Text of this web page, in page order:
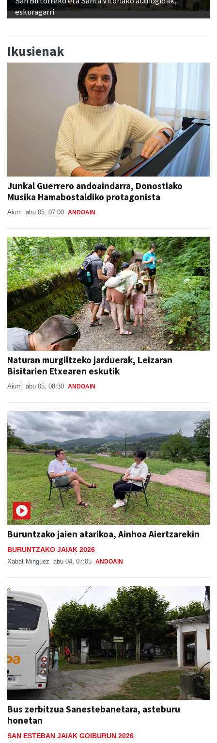
eskuragarri
Ikusienak
Junkal Guerrero andoaindarra, Donostiako
Musika Hamabostaldiko protagonista
Aiurri abu 05, 07:00 ANDOAIN
Naturan murgiltzeko jarduerak, Leizaran
Bisitarien Etxearen eskutik
Aiurri abu 05, 08:30 ANDOAIN
Buruntzako jaien atarikoa, Ainhoa Aiertzarekin
BURUNTZAKO JAIAK 2026
Xabat Minguez abu 04, 07:05 ANDOAIN
Bus zerbitzua Sanestebanetara, asteburu
honetan
SAN ESTEBAN JAIAK GOIBURUN 2026